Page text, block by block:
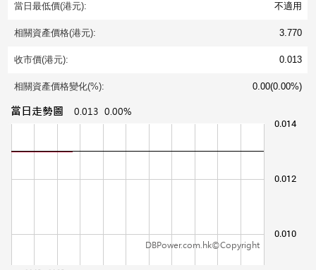
當日最低價(港元): 不適用
相關資產價格(港元): 3.770
收市價(港元): 0.013
相關資產價格變化(%): 0.00(0.00%)